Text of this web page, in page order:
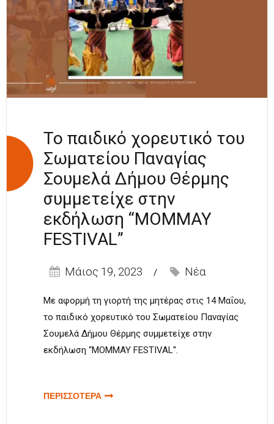
Το παιδικό χορευτικό του
Σωματείου Παναγίας
Σουμελά Δήμου Θέρμης
συμμετείχε στην
εκδήλωση “MOMMAY
FESTIVAL”
Μάιος 19, 2023 Νέα
Με αφορμή τη γιορτή της μητέρας στις 14 Μαΐου,
το παιδικό χορευτικό του Σωματείου Παναγίας
Σουμελά Δήμου Θέρμης συμμετείχε στην
εκδήλωση “MOMMAY FESTIVAL''.
ΠΕΡΙΣΣΟΤΕΡΑ ΓΙΑ ΤΟ